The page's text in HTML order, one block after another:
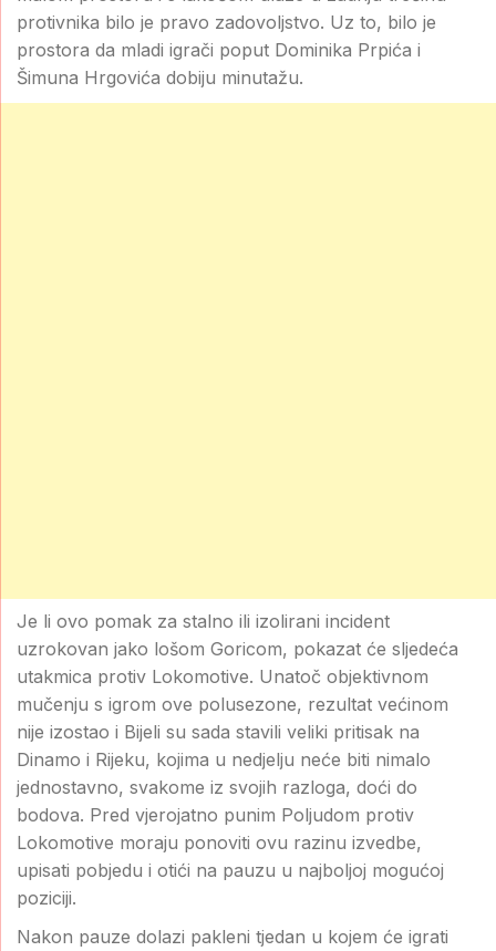
protivnika bilo je pravo zadovoljstvo. Uz to, bilo je
prostora da mladi igrači poput Dominika Prpića i
Šimuna Hrgovića dobiju minutažu.
Je li ovo pomak za stalno ili izolirani incident
uzrokovan jako lošom Goricom, pokazat će sljedeća
utakmica protiv Lokomotive. Unatoč objektivnom
mučenju s igrom ove polusezone, rezultat većinom
nije izostao i Bijeli su sada stavili veliki pritisak na
Dinamo i Rijeku, kojima u nedjelju neće biti nimalo
jednostavno, svakome iz svojih razloga, doći do
bodova. Pred vjerojatno punim Poljudom protiv
Lokomotive moraju ponoviti ovu razinu izvedbe,
upisati pobjedu i otići na pauzu u najboljoj mogućoj
poziciji.
Nakon pauze dolazi pakleni tjedan u kojem će igrati